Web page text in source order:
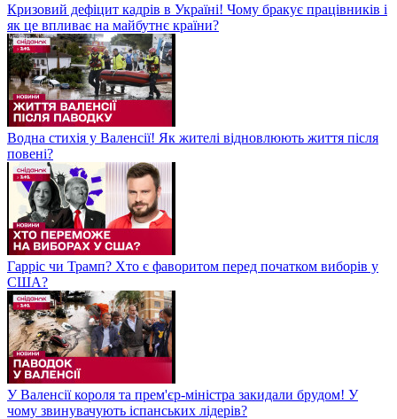
Кризовий дефіцит кадрів в Україні! Чому бракує працівників і
як це впливає на майбутнє країни?
Водна стихія у Валенсії! Як жителі відновлюють життя після
повені?
Гарріс чи Трамп? Хто є фаворитом перед початком виборів у
США?
У Валенсії короля та прем'єр-міністра закидали брудом! У
чому звинувачують іспанських лідерів?